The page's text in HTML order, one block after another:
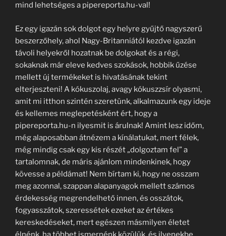
mind lehetséges a pipereporta.hu-val!
Ez egy igazán sok dolgot egy helyre gyűjtő nagyszerű
beszerzőhely, ahol Nagy-Britanniától kezdve igazán
távoli helyekről hozatnak be dolgokat és a régi,
sokaknak már eleve kedves szokások, hobbik űzése
mellett új termékeket is hivatásának tekint
elterjeszteni! A kókuszolaj, avagy kókuszzsír olyasmi,
amit mi itthon szintén szeretünk, alkalmazunk egy ideje
és kellemes meglepetésként ért, hogy a
pipereporta.hu-n ilyesmit is árulnak! Amint lesz időm,
még alaposabban átnézem a kínálatukat, mert félek,
még mindig csak egy kis részét „dolgoztam fel” a
tartalomnak, de máris ajánlom mindenkinek, hogy
kövesse a példámat! Nem bírtam ki, hogy ne osszam
meg azonnal, szappan alapanyagok mellett számos
érdekesség megrendelhető innen, és osszátok,
fogyasszátok, szeressétek ezeket az értékes
kereskedéseket, mert egészen másmilyen életet